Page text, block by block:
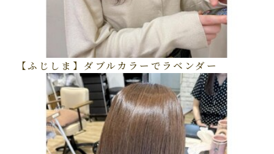
【ふじしま】ダブルカラーでラベンダー